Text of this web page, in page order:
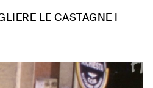
LE CASTAGNE I